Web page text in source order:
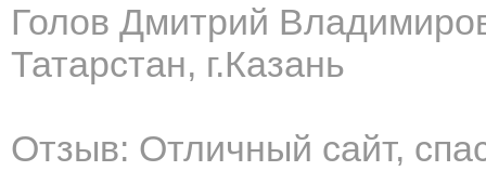
Голов Дмитрий
Татарстан, г.Казань
Отзыв: Отличный сайт,